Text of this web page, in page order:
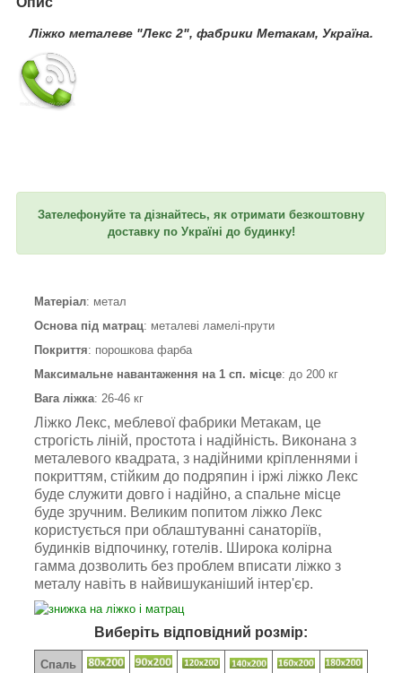
Ліжко металеве "Лекс 2", фабрики Метакам, Україна.
Зателефонуйте та дізнайтесь, як отримати безкоштовну
доставку по Україні до будинку!
Матеріал: метал
Основа під матрац: металеві ламелі-прути
Покриття: порошкова фарба
Максимальне навантаження на 1 сп. місце: до 200 кг
Вага ліжка: 26-46 кг
Ліжко Лекс, меблевої фабрики Метакам, це
строгість ліній, простота і надійність. Виконана з
металевого квадрата, з надійними кріпленнями і
покриттям, стійким до подряпин і іржі ліжко Лекс
буде служити довго і надійно, а спальне місце
буде зручним. Великим попитом ліжко Лекс
користується при облаштуванні санаторіїв,
будинків відпочинку, готелів. Широка колірна
гамма дозволить без проблем вписати ліжко з
металу навіть в найвишуканіший інтер'єр.
Виберіть відповідний розмір:
Спаль